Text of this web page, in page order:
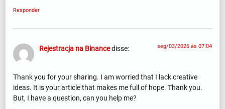
Responder
Rejestracja na Binancedisse: seg/03/2026 às 07:04
Thank you for your sharing. I am worried that I lack creative
ideas. It is your article that makes me full of hope. Thank you.
But, I have a question, can you help me?